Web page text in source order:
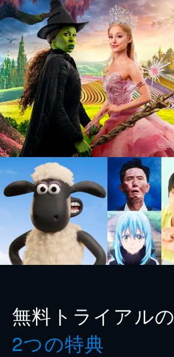
無料トライアルの
2つの特典